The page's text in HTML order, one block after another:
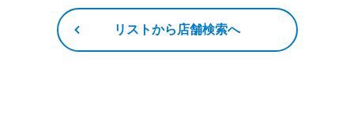
リストから店舗検索へ